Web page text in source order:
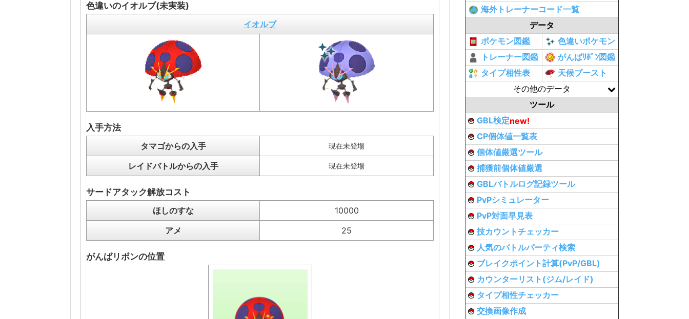
色違いのイオルブ(未実装)
イオルブ
入手方法
タマゴからの入手
現在未登場
レイドバトルからの入手 現在未登場
サードアタック解放コスト
ほしのすな
10000
アメ
25
がんばリボンの位置
海外トレーナーコード一覧
データ
ポケモン図鑑
色違いポケモン
トレーナー図鑑
がんばﾘﾎﾞﾝ図鑑
タイプ相性表
天候ブースト
その他のデータ
ツール
GBL検定new!
CP個体値一覧表
個体値厳選ツール
捕獲前個体値厳選
GBLバトルログ記録ツール
PvPシミュレーター
PvP対面早見表
技カウントチェッカー
人気のバトルパーティ検索
ブレイクポイント計算(PvP/GBL)
カウンターリスト(ジム/レイド)
タイプ相性チェッカー
交換画像作成